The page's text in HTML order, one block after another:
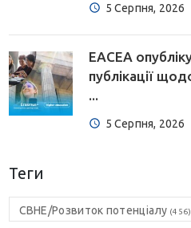
5 Серпня, 2026
EACEA
публікації
...
5 Серпня, 2026
Теги
CBHE/Розвиток потенціалу (456)